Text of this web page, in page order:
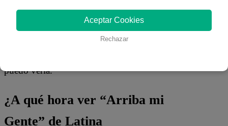
conductor señala que Ceci habría
manejado de manera negligente,
adelantado el vehículo que conducía
puedo verla.
¿A qué hora ver “Arriba mi
Gente” de Latina
Aceptar Cookies
Rechazar